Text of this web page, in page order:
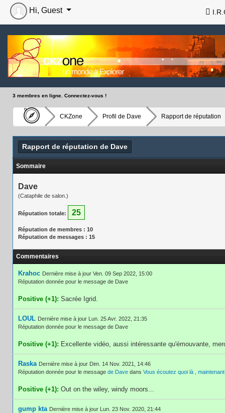
Hi, Guest
3 membres en ligne. Connectez-vous !
CKZone Profil de Dave Rapport de réputation
Rapport de réputation de Dave
Sommaire
Dave
(Cataphile de salon.)
Réputation totale: 25
Réputation de membres : 10
Réputation de messages : 15
Commentaires
Krahoc Dernière mise à jour Ven. 09 Sep 2022, 15:00
Réputation donnée pour le message de Dave
Positive (+1): Sacrée Igrid.
LOUL Dernière mise à jour Lun. 25 Avr. 2022, 21:35
Réputation donnée pour le message de Dave
Positive (+1): Excellente vidéo, aussi intéressante qu'émouvante,
Raska Dernière mise à jour Dim. 14 Nov. 2021, 14:46
Réputation donnée pour le message de Dave dans Vous écoutez quoi là ,
Positive (+1): Out on the wiley, windy moors...
gump kta Dernière mise à jour Lun. 23 Nov. 2020, 21:44